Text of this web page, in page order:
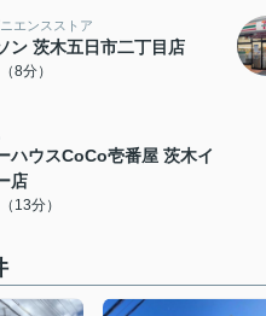
エンスストア
ン 茨木五日市二丁目店
8分）
ハウスCoCo壱番屋 茨木イ
店
13分）